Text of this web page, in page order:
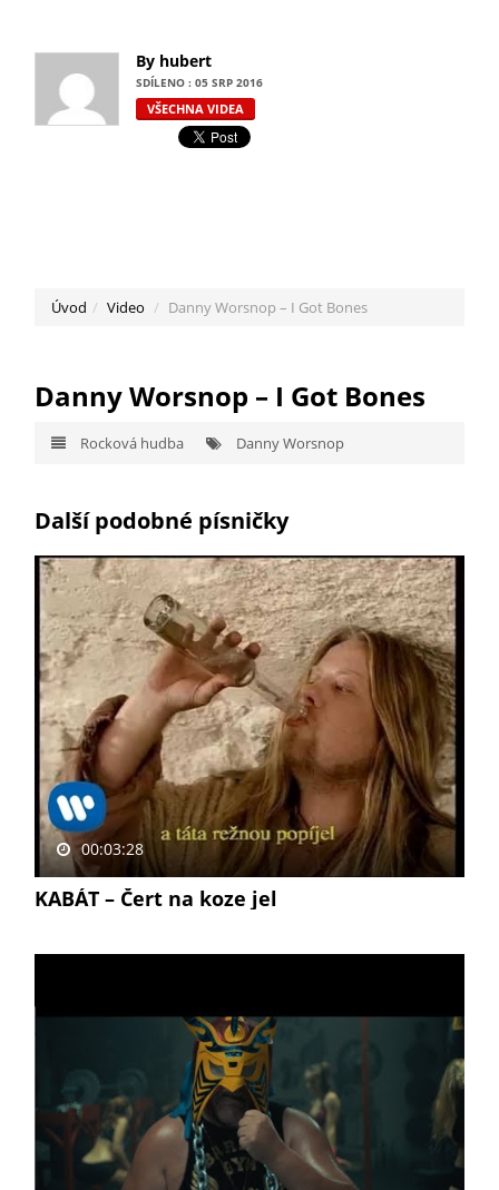
By hubert
SDÍLENO : 05 SRP 2016
VŠECHNA VIDEA
Úvod Video Danny Worsnop – I Got Bones
Danny Worsnop – I Got Bones
Rocková hudba Danny Worsnop
Další podobné písničky
00:03:28
KABÁT – Čert na koze jel